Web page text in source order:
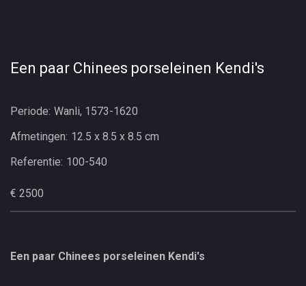
Een paar Chinees porseleinen Kendi's
Periode: Wanli, 1573-1620
Afmetingen: 12.5 x 8.5 x 8.5 cm
Referentie: 100-540
€ 2500
Een paar Chinees porseleinen Kendi's